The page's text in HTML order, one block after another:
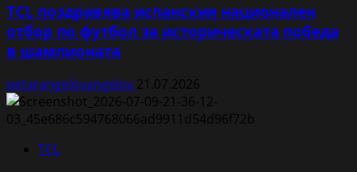
TCL поздравява испанския национален
отбор по футбол за историческата победа
в шампионата
petarangelovangelov 21.07.2026
TCL